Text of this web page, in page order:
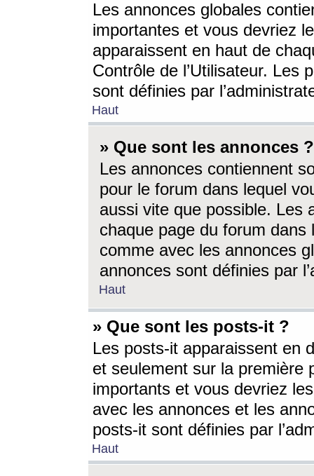
Les annonces globales
importantes et vous devriez
apparaissent en haut de
Contrôle de l’Utilisateur. Les
sont définies par
Haut
» Que sont les annonces ?
Les annonces contiennent
pour le forum dans lequel
aussi vite que possible. Les
chaque page du forum dans
comme avec les annonces
annonces sont définies par
Haut
» Que sont les posts-it ?
Les posts-it apparaissent en
et seulement sur la première
importants et vous devriez
avec les annonces et les
posts-it sont définies par
Haut